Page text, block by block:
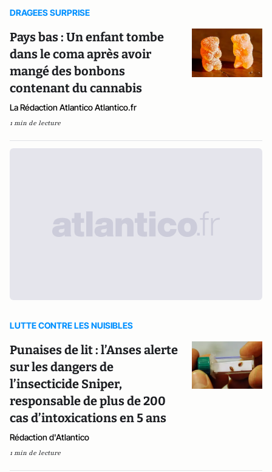
DRAGEES SURPRISE
Pays bas : Un enfant tombe
dans le coma après avoir
mangé des bonbons
contenant du cannabis
La Rédaction Atlantico Atlantico.fr
1 min de lecture
LUTTE CONTRE LES NUISIBLES
Punaises de lit : l’Anses alerte
sur les dangers de
l’insecticide Sniper,
responsable de plus de 200
cas d’intoxications en 5 ans
Rédaction d'Atlantico
1 min de lecture